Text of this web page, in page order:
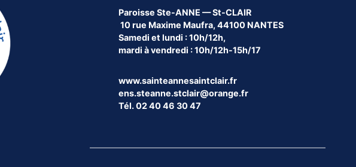
Paroisse Ste-ANNE — St-CLAIR
10 rue Maxime Maufra, 44100 NANTES
Samedi et lundi : 10h/12h,
mardi à vendredi : 10h/12h-15h/17
www.sainteannesaintclair.fr
ens.steanne.stclair@orange.fr
Tél. 02 40 46 30 47